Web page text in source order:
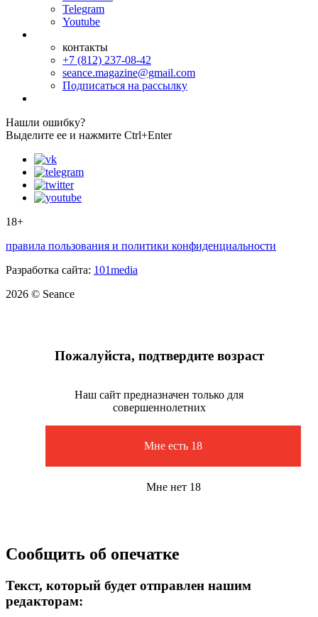
Telegram
Youtube
контакты
+7 (812) 237-08-42
seance.magazine@gmail.com
Подписаться на рассылку
Нашли ошибку?
Выделите ее и нажмите Ctrl+Enter
18+
правила пользования и политики конфиденциальности
Разработка сайта: 101media
2026 © Seance
Пожалуйста, подтвердите возраст
Наш сайт предназначен только для
совершеннолетних
Мне есть 18
Мне нет 18
Сообщить об опечатке
Текст, который будет отправлен нашим
редакторам: